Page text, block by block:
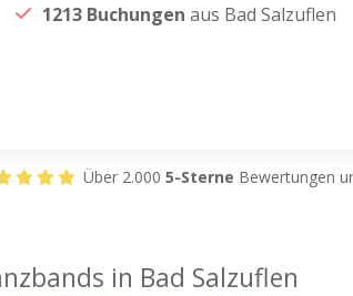
1213 Buchungen aus Bad Salzuflen
Über 2.000 5-Sterne Bewertungen
in Bad Salzuflen